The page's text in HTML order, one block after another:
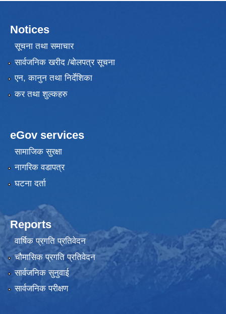
Notices
सूचना तथा समाचार
सार्वजनिक खरीद /बोलपत्र सूचना
एन, कानुन तथा निर्देशिका
कर तथा शुल्कहरु
eGov services
सामाजिक सुरक्षा
नागरिक वडापत्र
घटना दर्ता
Reports
वार्षिक प्रगति प्रतिवेदन
चौमासिक प्रगति प्रतिवेदन
सार्वजनिक सुनुवाई
सार्वजनिक परीक्षण